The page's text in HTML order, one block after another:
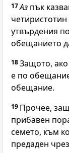
17Аз пък
утвърдения
обещанието
18Защото, ако
е по
обещание.
19 Прочее,
прибавен
семето, към
предаден